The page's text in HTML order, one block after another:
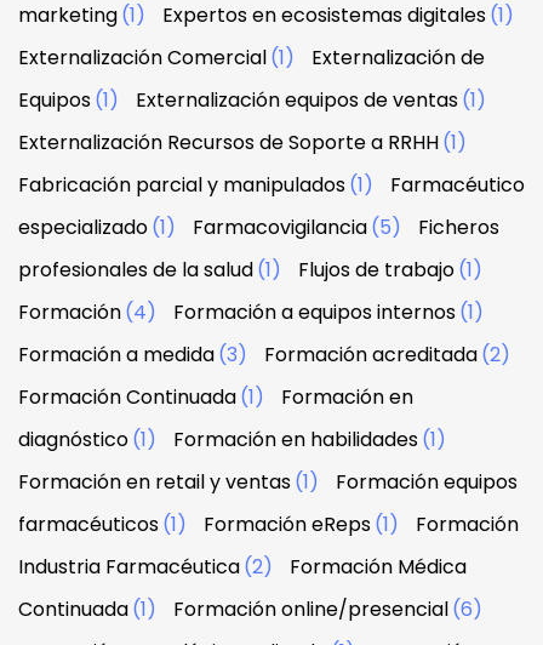
marketing(1) Expertos en ecosistemas digitales(1)
Externalización Comercial(1)
Externalización de
Equipos(1) Externalización equipos de ventas(1)
Externalización Recursos de Soporte a RRHH(1)
Fabricación parcial y manipulados(1)
Farmacéutico
especializado(1) Farmacovigilancia(5)
Ficheros
profesionales de la salud(1) Flujos de trabajo(1)
Formación(4) Formación a equipos internos(1)
Formación a medida(3) Formación acreditada(2)
Formación Continuada(1)
Formación en
diagnóstico(1) Formación en habilidades(1)
Formación en retail y ventas(1)
Formación equipos
farmacéuticos(1) Formación eReps(1)
Formación
Industria Farmacéutica(2)
Formación Médica
Continuada(1) Formación online/presencial(6)